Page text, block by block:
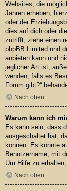
Websites, die
Jahren erheben,
oder der
dies auf dich oder
zutrifft, ziehe einen
phpBB Limited und
anbieten kann und
jeglicher Art ist;
wenden, falls es
Forum gibt?“
Nach oben
Warum kann ich
Es kann sein, dass
ausgeschaltet hat,
können. Es könnte
Benutzername, mit
Um Hilfe zu
Nach oben